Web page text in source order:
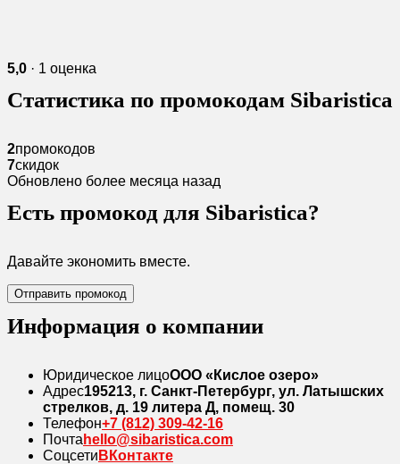
5,0 · 1 оценка
Статистика по промокодам Sibaristica
2промокодов
7скидок
Обновлено более месяца назад
Есть промокод для Sibaristica?
Давайте экономить вместе.
Отправить промокод
Информация о компании
Юридическое лицоООО «Кислое озеро»
Адрес195213, г. Санкт-Петербург, ул. Латышских
стрелков, д. 19 литера Д, помещ. 30
Телефон+7 (812) 309-42-16
Почта hello@sibaristica.com
Соцсети ВКонтакте